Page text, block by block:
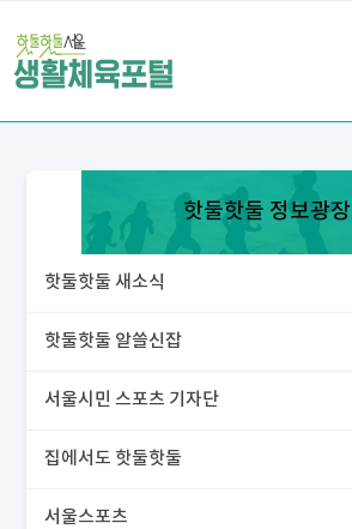
핫둘핫둘 정보광장
핫둘핫둘 새소식
핫둘핫둘 알쓸신잡
서울시민 스포츠 기자단
집에서도 핫둘핫둘
서울스포츠